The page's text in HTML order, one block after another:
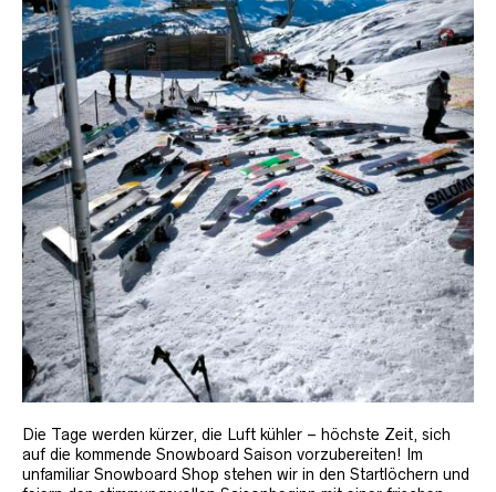
Die Tage werden kürzer, die Luft kühler – höchste Zeit, sich
auf die kommende Snowboard Saison vorzubereiten! Im
unfamiliar Snowboard Shop stehen wir in den Startlöchern und